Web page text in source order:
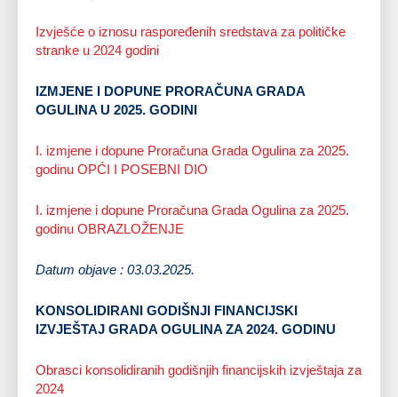
Izvješće o iznosu raspoređenih sredstava za političke
stranke u 2024 godini
IZMJENE I DOPUNE PRORAČUNA GRADA
OGULINA U 2025. GODINI
I. izmjene i dopune Proračuna Grada Ogulina za 2025.
godinu OPĆI I POSEBNI DIO
I. izmjene i dopune Proračuna Grada Ogulina za 2025.
godinu OBRAZLOŽENJE
Datum objave : 03.03.2025.
KONSOLIDIRANI GODIŠNJI FINANCIJSKI
IZVJEŠTAJ GRADA OGULINA ZA 2024. GODINU
Obrasci konsolidiranih godišnjih financijskih izvještaja za
2024